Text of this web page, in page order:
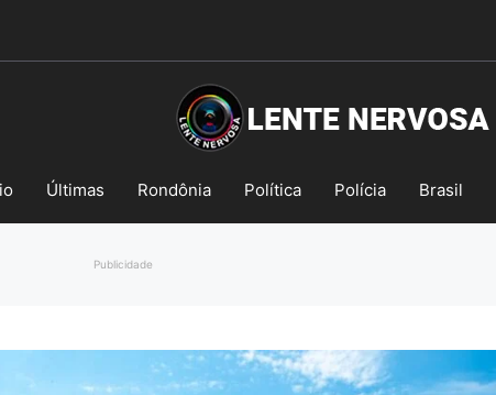
Últimas Rondônia Política Polícia Brasil
Publicidade